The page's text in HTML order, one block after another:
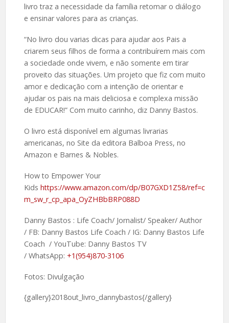
livro traz a necessidade da família retomar o diálogo
e ensinar valores para as crianças.
“No livro dou varias dicas para ajudar aos Pais a
criarem seus filhos de forma a contribuírem mais com
a sociedade onde vivem, e não somente em tirar
proveito das situações. Um projeto que fiz com muito
amor e dedicação com a intenção de orientar e
ajudar os pais na mais deliciosa e complexa missão
de EDUCAR!” Com muito carinho, diz Danny Bastos.
O livro está disponível em algumas livrarias
americanas, no Site da editora Balboa Press, no
Amazon e Barnes & Nobles.
How to Empower Your
Kids https://www.amazon.com/dp/B07GXD1Z58/ref=c
m_sw_r_cp_apa_OyZHBbBRP088D
Danny Bastos : Life Coach/ Jornalist/ Speaker/ Author
/ FB: Danny Bastos Life Coach / IG: Danny Bastos Life
Coach / YouTube: Danny Bastos TV
/ WhatsApp: +1(954)870-3106
Fotos: Divulgação
{gallery}2018out_livro_dannybastos{/gallery}